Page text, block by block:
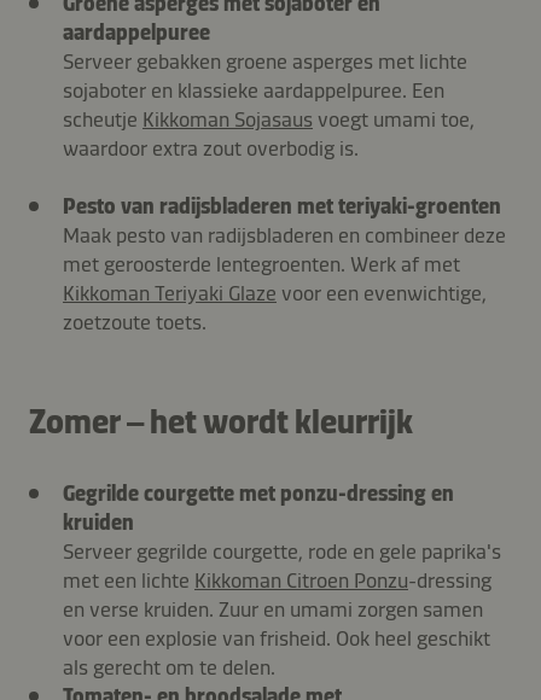
aardappelpuree
Serveer gebakken groene asperges met lichte
sojaboter en klassieke aardappelpuree. Een
scheutje Kikkoman Sojasaus voegt umami toe,
waardoor extra zout overbodig is.
Pesto van radijsbladeren met teriyaki-groenten
Maak pesto van radijsbladeren en combineer deze
met geroosterde lentegroenten. Werk af met
Kikkoman Teriyaki Glaze voor een evenwichtige,
zoetzoute toets.
Zomer – het wordt kleurrijk
Gegrilde courgette met ponzu-dressing en
kruiden
Serveer gegrilde courgette, rode en gele paprika's
met een lichte Kikkoman Citroen Ponzu-dressing
en verse kruiden. Zuur en umami zorgen samen
voor een explosie van frisheid. Ook heel geschikt
als gerecht om te delen.